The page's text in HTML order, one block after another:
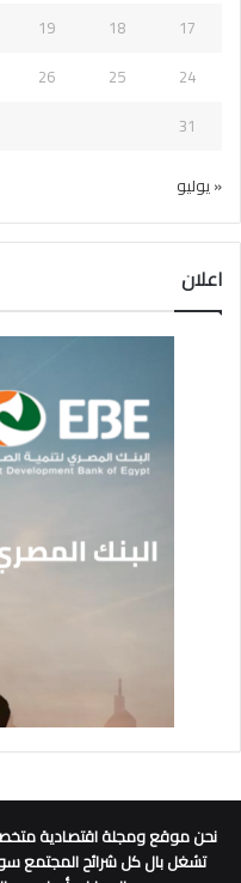
17
18
19
24
25
26
31
« يوليو
اعلان
نحن موقع ومجلة اقتصادية
تشغل بال كل شرائح المجتمع